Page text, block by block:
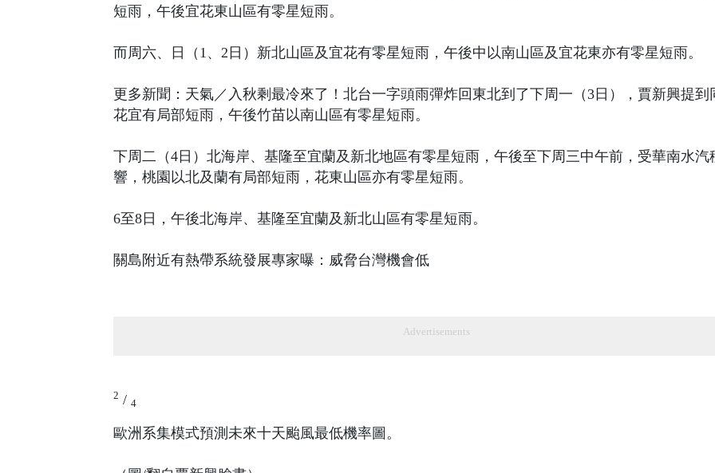
短雨，午後宜花東山區有零星短雨。
而周六、日（1、2日）新北山區及宜花有零星短雨，午後中以南山區及宜花東亦有零星短雨。
更多新聞：天氣／入秋剩最冷來了！北台一字頭雨彈炸回東北到了下周一（3日），賈新興提到
花宜有局部短雨，午後竹苗以南山區有零星短雨。
下周二（4日）北海岸、基隆至宜蘭及新北地區有零星短雨，午後至下周三中午前，受華南水汽
響，桃園以北及蘭有局部短雨，花東山區亦有零星短雨。
6至8日，午後北海岸、基隆至宜蘭及新北山區有零星短雨。
關島附近有熱帶系統發展專家曝：威脅台灣機會低
Advertisements
2 / 4
歐洲系集模式預測未來十天颱風最低機率圖。